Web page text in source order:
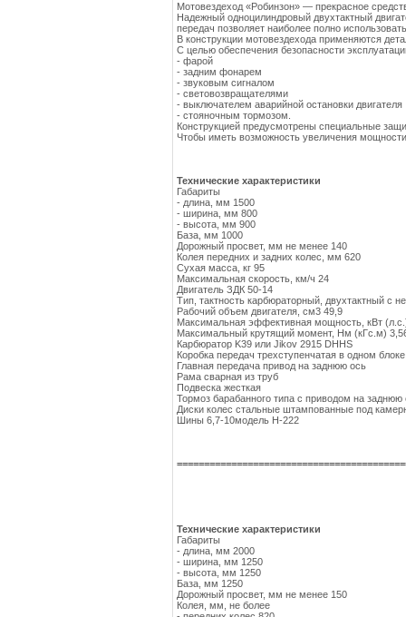
Мотовездеход «Робинзон» — прекрасное
Надежный одноцилиндровый двухтактный
передач позволяет наиболее полно
В конструкции мотовездехода применяются
С целью обеспечения безопасности
- фарой
- задним фонарем
- звуковым сигналом
- световозвращателями
- выключателем аварийной остановки двигателя
- стояночным тормозом.
Конструкцией предусмотрены специальные
Чтобы иметь возможность увеличения
Технические характеристики
Габариты
- длина, мм 1500
- ширина, мм 800
- высота, мм 900
База, мм 1000
Дорожный просвет, мм не менее 140
Колея передних и задних колес, мм 620
Сухая масса, кг 95
Максимальная скорость, км/ч 24
Двигатель ЗДК 50-14
Тип, тактность карбюраторный, двухтактный с
Рабочий объем двигателя, см3 49,9
Максимальная эффективная мощность, кВт
Максимальный крутящий момент, Нм (кГс.м)
Карбюратор K39 или Jikov 2915 DHHS
Коробка передач трехступенчатая в одном
Главная передача привод на заднюю ось
Рама сварная из труб
Подвеска жесткая
Тормоз барабанного типа с приводом на заднюю
Диски колес стальные штампованные под
Шины 6,7-10модель Н-222
Технические характеристики
Габариты
- длина, мм 2000
- ширина, мм 1250
- высота, мм 1250
База, мм 1250
Дорожный просвет, мм не менее 150
Колея, мм, не более